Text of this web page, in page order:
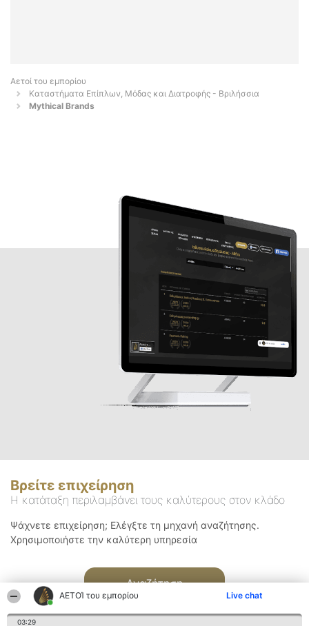
ΑΕΤΟΊ του εμπορίου Live chat
03:29
Αετοί του εμπορίου
Καταστήματα Επίπλων, Μόδας και Διατροφής - Βριλήσσια
Mythical Brands
Βρείτε επιχείρηση
Η κατάταξη περιλαμβάνει τους καλύτερους στον κλάδο
Ψάχνετε επιχείρηση; Ελέγξτε τη μηχανή αναζήτησης.
Χρησιμοποιήστε την καλύτερη υπηρεσία
Αναζήτηση